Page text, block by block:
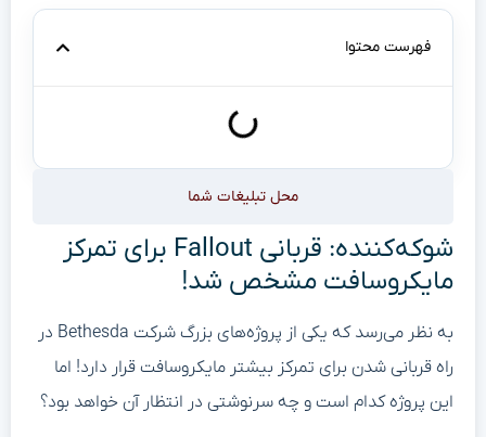
فهرست محتوا
محل تبلیغات شما
شوکه‌کننده: قربانی Fallout برای تمرکز
مایکروسافت مشخص شد!
به نظر می‌رسد که یکی از پروژه‌های بزرگ شرکت Bethesda در
راه قربانی شدن برای تمرکز بیشتر مایکروسافت قرار دارد! اما
این پروژه کدام است و چه سرنوشتی در انتظار آن خواهد بود؟